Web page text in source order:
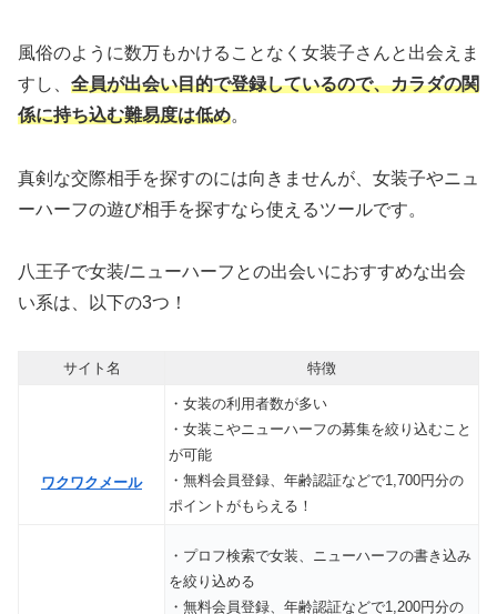
風俗のように数万もかけることなく女装子さんと出会えま
すし、 全員が出会い目的で登録しているので、カラダの関
係に持ち込む難易度は低め。
真剣な交際相手を探すのには向きませんが、女装子やニュ
ーハーフの遊び相手を探すなら使えるツールです。
八王子で女装/ニューハーフとの出会いにおすすめな出会
い系は、以下の3つ！
サイト名 特徴
ワクワクメール
・女装の利用者数が多い
・女装こやニューハーフの募集を絞り込むこと
が可能
・無料会員登録、年齢認証などで1,700円分の
ポイントがもらえる！
・プロフ検索で女装、ニューハーフの書き込み
を絞り込める
・無料会員登録、年齢認証などで1,200円分の